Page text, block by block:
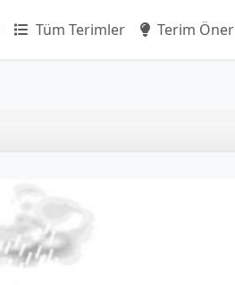
Tüm Terimler Terim Öner